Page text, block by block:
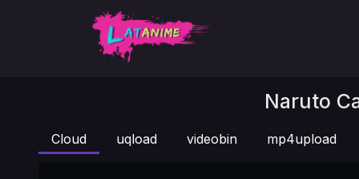
Naruto
Cloud uqload videobin mp4upload